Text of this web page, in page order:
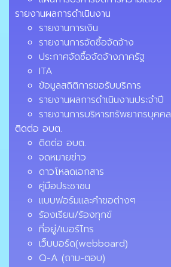
รายงานผลการดำเนินงาน
รายงานการเงิน
รายงานการจัดซื้อจัดจ้าง
ประกาศจัดซื้อจัดจ้างภาครัฐ
ITA
ข้อมูลสถิติการขอรับบริการ
รายงานผลการดำเนินงานประจำปี
รายงานการบริหารทรัพยากรบุคคล
ติดต่อ อบต.
ติดต่อ อบต.
จดหมายข่าว
ดาวโหลดเอกสาร
คู่มือประชาชน
แบบฟอร์มและคำขอต่างๆ
ร้องเรียน/ร้องทุกข์
ที่อยู่/เบอร์โทร
เว็บบอร์ด(webboard)
Q-A (ถาม-ตอบ)